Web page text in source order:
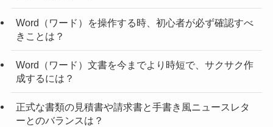
Word（ワード）を操作する時、初心者が必ず確認すべ
きことは？
Word（ワード）文書を今までより時短で、サクサク作
成するには？
正式な書類の見積書や請求書と手書き風ニュースレタ
ーとのバランスは？